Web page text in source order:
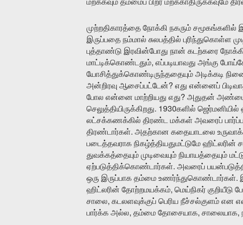
முற்றதிகாரத்தை நோக்கி நகரும் சமூகங்களில்
இருப்பதை நம்மால் சுலபத்தில் புரிந்துகொள்ள
புத்தாண்டு இரவின்போது நான் கடற்கரை
மாட்டிக்கொண்டதும், எப்படியாவது அங்கு
யோசித்துக்கொண்டிருந்ததையும் அடிக்கடி
அன்றிரவு ஆசைப்பட்டேன்? எது என்னைப்
போல என்னை மாற்றியது எது? அதுதன்
செலுத்தியிருக்கிறது. 1930களில் ஜெர்மனியில்
லட்சக்கணக்கில் திரண்ட மக்கள் அவரைப்
திரண்டார்கள். அதற்கான கதையாடலை
படைத்தவராக நிகழ்த்தியதுமட்டுமே ஹிட்லரின்
துவக்கத்தையும் முடிவையும் நியாயத்தையும்
ஏற்படுத்திக்கொண்டார்கள். அவரைப்
ஒரு இருப்பாக தம்மை உணர்ந்துகொண்டார்கள்.
ஹிட்லரின் தோற்றமயக்கம், மெய்நிகர் குறியீடு
சாலை, கடலளவுக்குப் பெரிய நீச்சல்குளம் என
பார்க்க அல்ல, தம்மை தோசையாக, சாலையாக,